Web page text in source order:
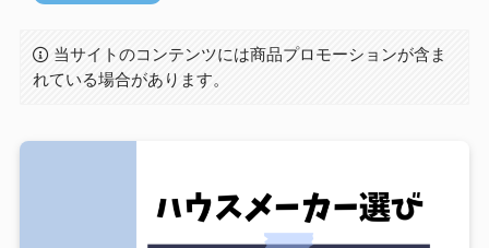
当サイトのコンテンツには商品プロモーションが含ま
れている場合があります。